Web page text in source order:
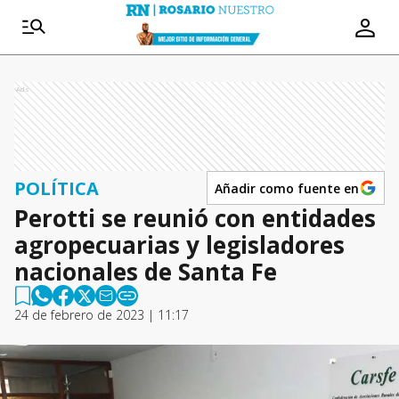
Ads
POLÍTICA Añadir como fuente en
Perotti se reunió con entidades
agropecuarias y legisladores
nacionales de Santa Fe
24 de febrero de 2023 | 11:17